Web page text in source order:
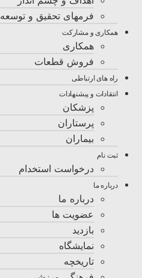
فرمهای تحقیق و توسعه
همکاری و مشارکت
همکاری
فروش قطعات
راه های ارتباطی
انتقادات و پيشنهادات
پزشكان
پرستاران
بيماران
ثبت نام
درخواست استخدام
درباره ما
درباره ما
عضویت ها
بازدید
نمایشگاه
تاريخچه